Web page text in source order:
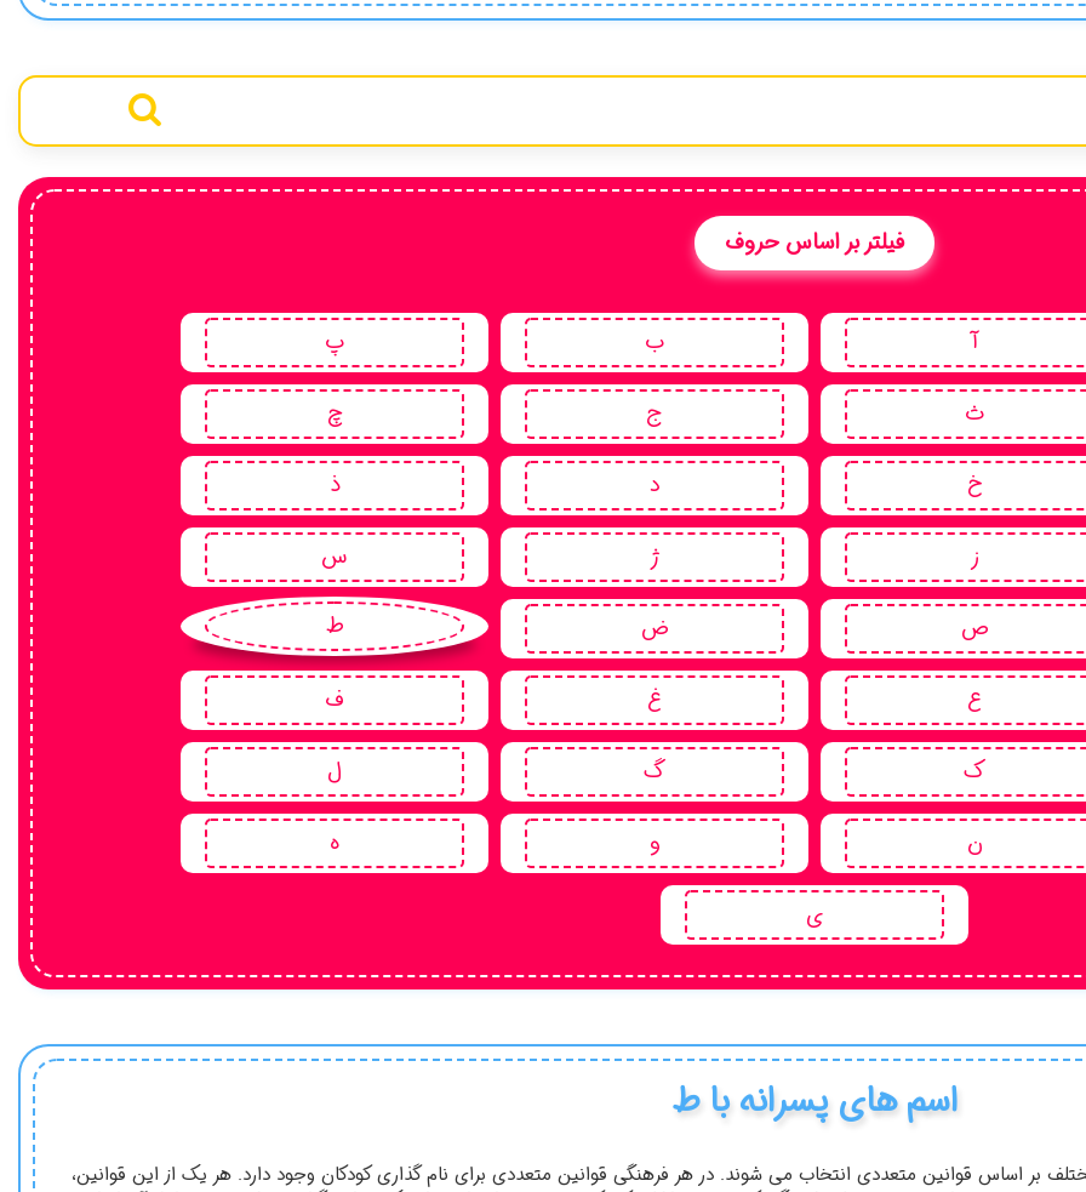
فیلتر بر اساس حروف
آ ب پ
ث ج چ
خ د ذ
ز ژ س
ص ض ط
ع غ ف
ک گ ل
ن و ه
ی
اسم های پسرانه با ط
بر اساس قوانین متعددی انتخاب می شوند. در هر فرهنگی قوانین متعددی برای نام گذاری کودکان وجود دارد. هر یک از این قوانین،